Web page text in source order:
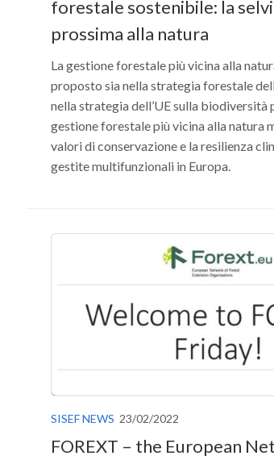
forestale sostenibile: la
prossima alla natura
La gestione forestale più vicina alla
proposto sia nella strategia forestale
nella strategia dell’UE sulla biodiversità
gestione forestale più vicina alla natura
valori di conservazione e la resilienza
gestite multifunzionali in Europa.
SISEF NEWS 23/02/2022
FOREXT – the European